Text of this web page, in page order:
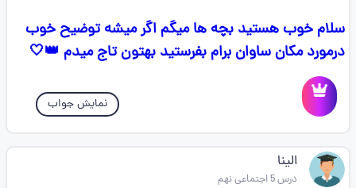
سلام خوب هستید بچه ها میگم اگر میشه توضیح خوب
درمورد مکان ساوان برام بفرستید بهتون تاج میدم 👑🤍
نمایش جواب
الینا
درس 5 اجتماعی نهم